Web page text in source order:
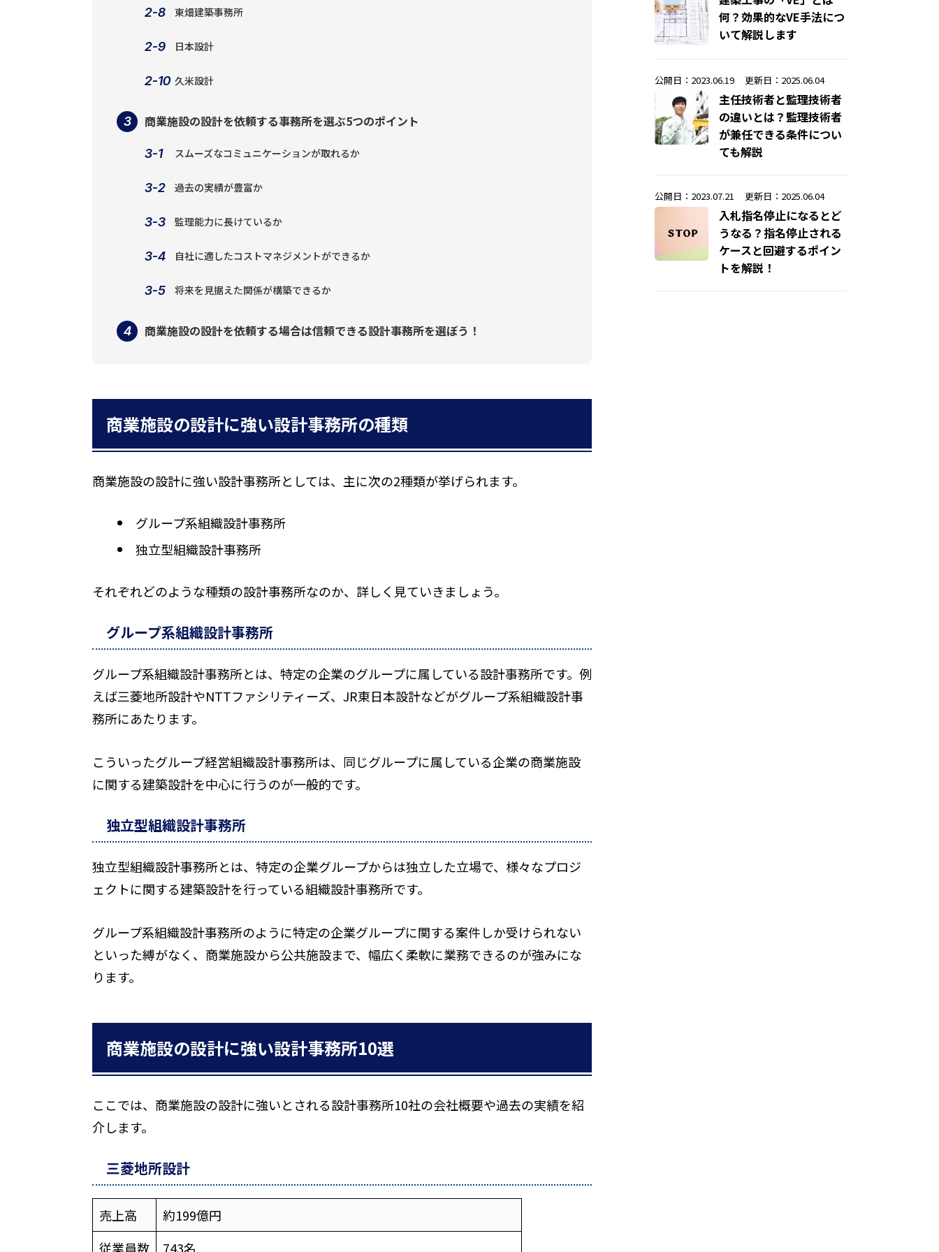
東畑建築事務所
日本設計
久米設計
商業施設の設計を依頼する事務所を選ぶ5つのポイント
スムーズなコミュニケーションが取れるか
過去の実績が豊富か
監理能力に長けているか
自社に適したコストマネジメントができるか
将来を見据えた関係が構築できるか
商業施設の設計を依頼する場合は信頼できる設計事務所を選ぼう！
商業施設の設計に強い設計事務所の種類
商業施設の設計に強い設計事務所としては、主に次の2種類が挙げられます。
グループ系組織設計事務所
独立型組織設計事務所
それぞれどのような種類の設計事務所なのか、詳しく見ていきましょう。
グループ系組織設計事務所
グループ系組織設計事務所とは、特定の企業のグループに属している設計事務所です。例
えば三菱地所設計やNTTファシリティーズ、JR東日本設計などがグループ系組織設計事
務所にあたります。
こういったグループ経営組織設計事務所は、同じグループに属している企業の商業施設
に関する建築設計を中心に行うのが一般的です。
独立型組織設計事務所
独立型組織設計事務所とは、特定の企業グループからは独立した立場で、様々なプロジ
ェクトに関する建築設計を行っている組織設計事務所です。
グループ系組織設計事務所のように特定の企業グループに関する案件しか受けられない
といった縛がなく、商業施設から公共施設まで、幅広く柔軟に業務できるのが強みにな
ります。
商業施設の設計に強い設計事務所10選
ここでは、商業施設の設計に強いとされる設計事務所10社の会社概要や過去の実績を紹
介します。
三菱地所設計
売上高
約199億円
従業員数
743名
何？効果的なVE手法につ
いて解説します
公開日：2023.06.19 更新日：2025.06.04
主任技術者と監理技術者
の違いとは？監理技術者
が兼任できる条件につい
ても解説
公開日：2023.07.21 更新日：2025.06.04
入札指名停止になるとど
うなる？指名停止される
ケースと回避するポイン
トを解説！